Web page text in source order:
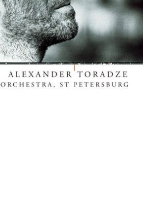
1
in
gallery
view